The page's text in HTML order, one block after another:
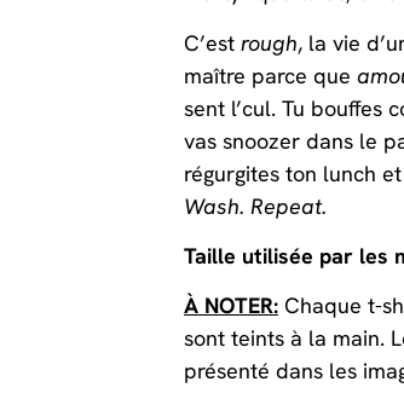
C’est rough, la vie
maître parce que
sent l’cul. Tu bouffes
vas snoozer dans le
régurgites ton lunch
Wash. Repeat.
Taille utilisée par les
À NOTER: Chaque t-
sont teints à la main.
présenté dans les